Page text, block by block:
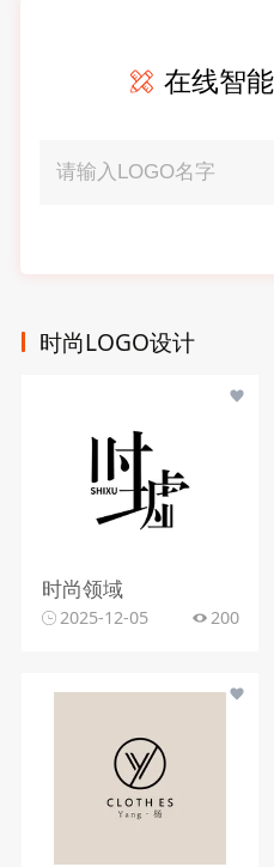
在线智
时尚LOGO设计
时尚领域
2025-12-05 200